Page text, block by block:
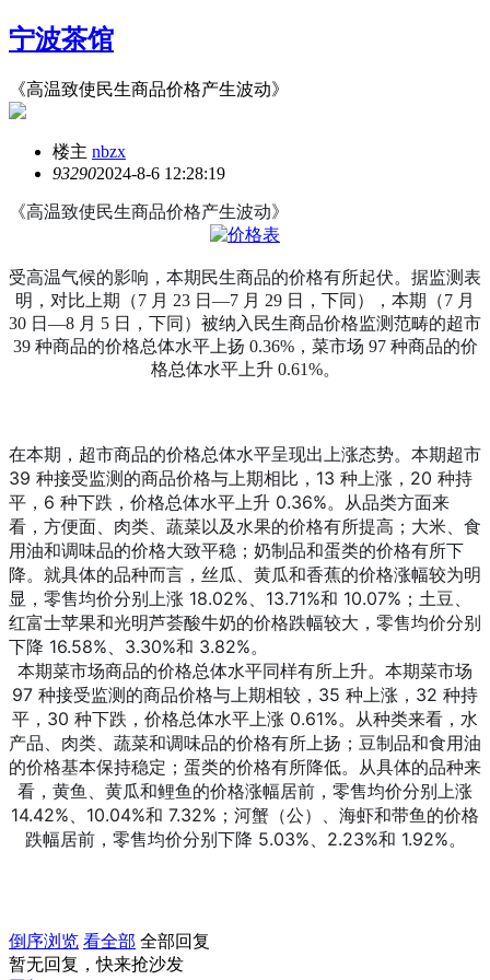
宁波茶馆
《高温致使民生商品价格产生波动》
楼主 nbzx
932902024-8-6 12:28:19
《高温致使民生商品价格产生波动》
受高温气候的影响，本期民生商品的价格有所起伏。据监测表
明，对比上期（7 月 23 日—7 月 29 日，下同），本期（7 月
30 日—8 月 5 日，下同）被纳入民生商品价格监测范畴的超市
39 种商品的价格总体水平上扬 0.36%，菜市场 97 种商品的价
格总体水平上升 0.61%。
在本期，超市商品的价格总体水平呈现出上涨态势。本期超市
39 种接受监测的商品价格与上期相比，13 种上涨，20 种持
平，6 种下跌，价格总体水平上升 0.36%。从品类方面来
看，方便面、肉类、蔬菜以及水果的价格有所提高；大米、食
用油和调味品的价格大致平稳；奶制品和蛋类的价格有所下
降。就具体的品种而言，丝瓜、黄瓜和香蕉的价格涨幅较为明
显，零售均价分别上涨 18.02%、13.71%和 10.07%；土豆、
红富士苹果和光明芦荟酸牛奶的价格跌幅较大，零售均价分别
下降 16.58%、3.30%和 3.82%。
本期菜市场商品的价格总体水平同样有所上升。本期菜市场
97 种接受监测的商品价格与上期相较，35 种上涨，32 种持
平，30 种下跌，价格总体水平上涨 0.61%。从种类来看，水
产品、肉类、蔬菜和调味品的价格有所上扬；豆制品和食用油
的价格基本保持稳定；蛋类的价格有所降低。从具体的品种来
看，黄鱼、黄瓜和鲤鱼的价格涨幅居前，零售均价分别上涨
14.42%、10.04%和 7.32%；河蟹（公）、海虾和带鱼的价格
跌幅居前，零售均价分别下降 5.03%、2.23%和 1.92%。
倒序浏览 看全部 全部回复
暂无回复，快来抢沙发